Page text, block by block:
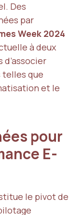
Des
par
Week 2024
à deux
telles que
et le
pour
E-
le pivot de